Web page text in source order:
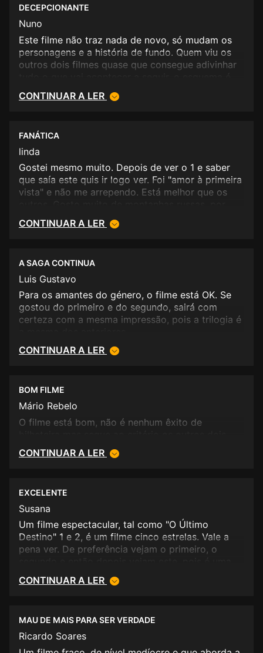
DECEPCIONANTE
Nuno
Este filme não traz nada de novo, só mudam os
personagens e a história de fundo. Quem viu os
outros dois filmes quase que consegue adivinhar
desde a realização até ao desempenho dos
CONTINUAR A LER
FANÁTICA
linda
Gostei mesmo muito. Depois de ver o 1 e saber
que saía este quis ir logo ver. Foi "amor à primeira
vista" e não me arrependo. Está melhor que os
isso gostei muito deste filme.
CONTINUAR A LER
A SAGA CONTINUA
Luis Gustavo
Para os amantes do género, o filme está OK. Se
gostou do primeiro e do segundo, sairá com
certeza com a mesma impressão, pois a trilogia é
CONTINUAR A LER
BOM FILME
Mário Rebelo
O filme está bom, não é nenhum êxito de
CONTINUAR A LER
EXCELENTE
Susana
Um filme espectacular, tal como "O Último
Destino" 1 e 2, é um filme cinco estrelas. Vale a
pena ver. De preferência vejam o primeiro, o
triologia fenomenal e convém conhecerem a
história.
CONTINUAR A LER
MAU DE MAIS PARA SER VERDADE
Ricardo Soares